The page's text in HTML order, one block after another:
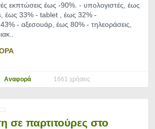
εκπτώσεις έως -90%. - υπολογιστές, έως
έως 33% - tablet , έως 32% -
- αξεσουάρ, έως 80% - τηλεοράσεις,
..
Αναφορά 1661 χρήσεις
σε παρτιτούρες στο